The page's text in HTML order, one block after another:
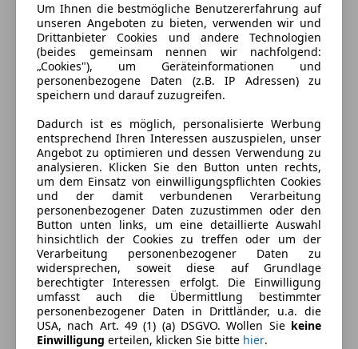
Energieverbrauch
Schadstoffklasse
Euro 6d-TEMP
Kraftstoff
Benzin
Kraftstoffverbrauch
10,90 l/100 km (komb.)
Ausstattung
Um Ihnen die bestmögliche Benutzererfahrung auf
unseren Angeboten zu bieten, verwenden wir und
Drittanbieter Cookies und andere Technologien
(beides gemeinsam nennen wir nachfolgend:
„Cookies"), um Geräteinformationen und
personenbezogene Daten (z.B. IP Adressen) zu
speichern und darauf zuzugreifen.
Dadurch ist es möglich, personalisierte Werbung
entsprechend Ihren Interessen auszuspielen, unser
Angebot zu optimieren und dessen Verwendung zu
analysieren. Klicken Sie den Button unten rechts,
um dem Einsatz von einwilligungspflichten Cookies
und der damit verbundenen Verarbeitung
personenbezogener Daten zuzustimmen oder den
Button unten links, um eine detaillierte Auswahl
hinsichtlich der Cookies zu treffen oder um der
Verarbeitung personenbezogener Daten zu
widersprechen, soweit diese auf Grundlage
berechtigter Interessen erfolgt. Die Einwilligung
umfasst auch die Übermittlung bestimmter
personenbezogener Daten in Drittländer, u.a. die
USA, nach Art. 49 (1) (a) DSGVO. Wollen Sie keine
Einwilligung erteilen, klicken Sie bitte hier.